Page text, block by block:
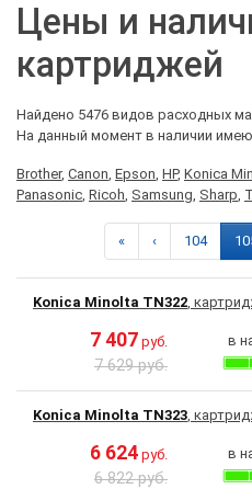
Цены и
картриджей
Найдено 5476 видов расходных
На данный момент в наличии
Brother, Canon, Epson, HP, Konica
Panasonic, Ricoh, Samsung, Sharp,
« ‹ 104
Konica Minolta TN322,
7 407 руб.
7 629 руб.
в
Konica Minolta TN323,
6 624 руб.
6 822 руб.
в